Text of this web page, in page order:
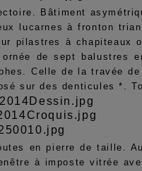
Bâtiment
lucarnes à fronton
pilastres à chapiteaux
de sept balustres
Celle de la travée
sur des denticules *.
en pierre de taille.
à imposte vitrée